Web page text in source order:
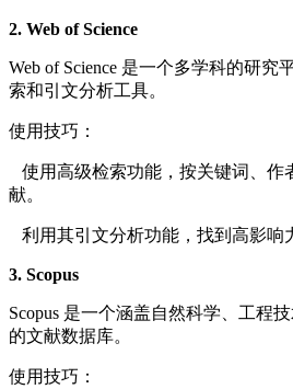
2. Web of Science
Web of Science 是一个多学科的研究
索和引文分析工具。
使用技巧：
使用高级检索功能，按关键词、作
献。
利用其引文分析功能，找到高影响
3. Scopus
Scopus 是一个涵盖自然科学、工程
的文献数据库。
使用技巧：